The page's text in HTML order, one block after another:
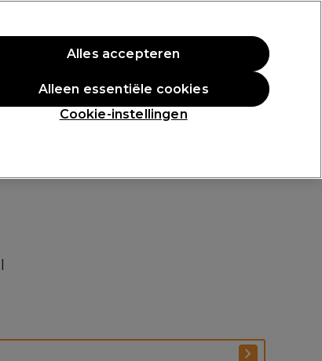
Aanmelden
Professionele Awards
Cookie-instellingen
Alleen essentiële cookies
Alles accepteren